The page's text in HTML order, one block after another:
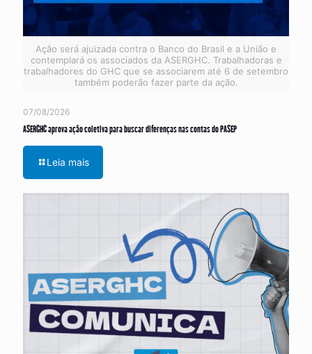
Ação será ajuizada contra o Banco do Brasil e a União e
contemplará os associados da ASERGHC. Trabalhadoras e
trabalhadores do GHC que se associarem até 6 de setembro
também poderão fazer parte da ação.
07/08/2026
ASERGHC aprova ação coletiva para buscar diferenças nas contas do PASEP
Leia mais